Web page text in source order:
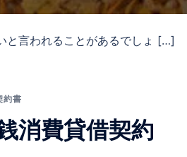
と言われることがあるでしょ […]
約書
消費貸借契約